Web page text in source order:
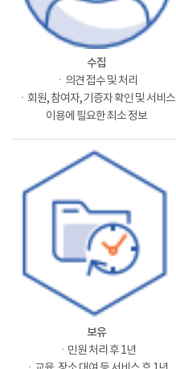
수집
ㆍ의견 접수 및 처리
ㆍ회원, 참여자, 기증자 확인 및 서비스
이용에 필요한 최소 정보
보유
ㆍ민원 처리 후 1년